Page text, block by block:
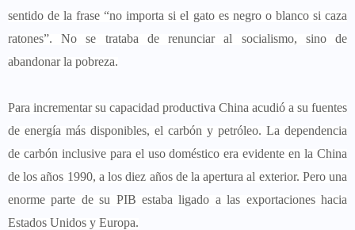
sentido de la frase “no importa si el gato es negro o blanco si caza
ratones”. No se trataba de renunciar al socialismo, sino de
abandonar la pobreza.
Para incrementar su capacidad productiva China acudió a su fuentes
de energía más disponibles, el carbón y petróleo. La dependencia
de carbón inclusive para el uso doméstico era evidente en la China
de los años 1990, a los diez años de la apertura al exterior. Pero una
enorme parte de su PIB estaba ligado a las exportaciones hacia
Estados Unidos y Europa.